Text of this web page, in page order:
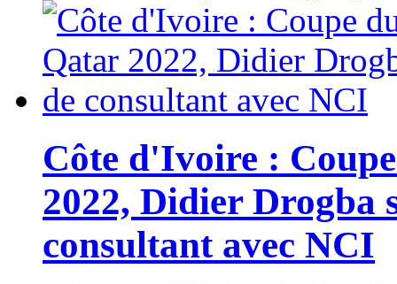
Côte d'Ivoire :
2022, Didier Drogba
consultant avec NCI